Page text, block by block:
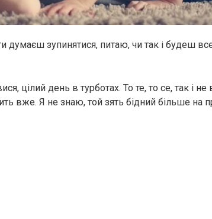
думаєш зупинятися, питаю, чи так і будеш
цілий день в турботах. То те, то се, так і не
вже. Я не знаю, той зять бідний більше на